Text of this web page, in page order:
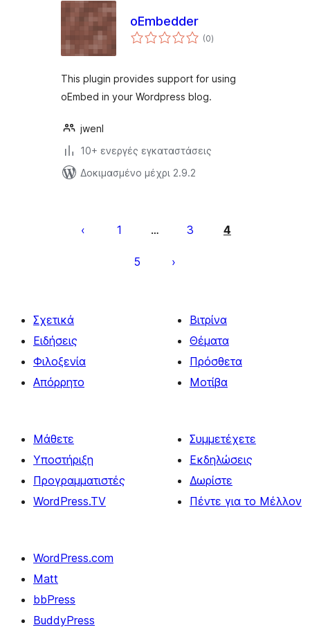
oEmbedder
(0αξιολογήσεις
σύνολο
)
This plugin provides support for using
oEmbed in your Wordpress blog.
jwenl
10+ ενεργές εγκαταστάσεις
Δοκιμασμένο μέχρι 2.9.2
άρθρων
1 … 3 4
5
Σχετικά
Ειδήσεις
Φιλοξενία
Απόρρητο
Βιτρίνα
Θέματα
Πρόσθετα
Μοτίβα
Μάθετε
Υποστήριξη
Προγραμματιστές
WordPress.TV
Συμμετέχετε
Εκδηλώσεις
Δωρίστε
Πέντε για το Μέλλον
WordPress.com
Matt
bbPress
BuddyPress